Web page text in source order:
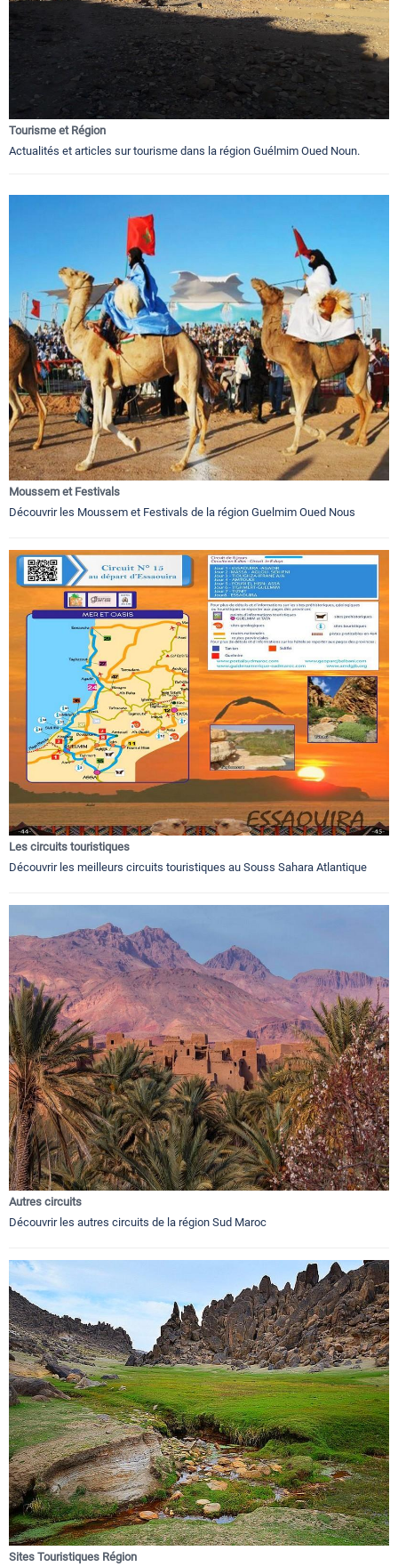
Tourisme et Région
Actualités et articles sur tourisme dans la région Guélmim Oued Noun.
Moussem et Festivals
Découvrir les Moussem et Festivals de la région Guelmim Oued Nous
Les circuits touristiques
Découvrir les meilleurs circuits touristiques au Souss Sahara Atlantique
Autres circuits
Découvrir les autres circuits de la région Sud Maroc
Sites Touristiques Région